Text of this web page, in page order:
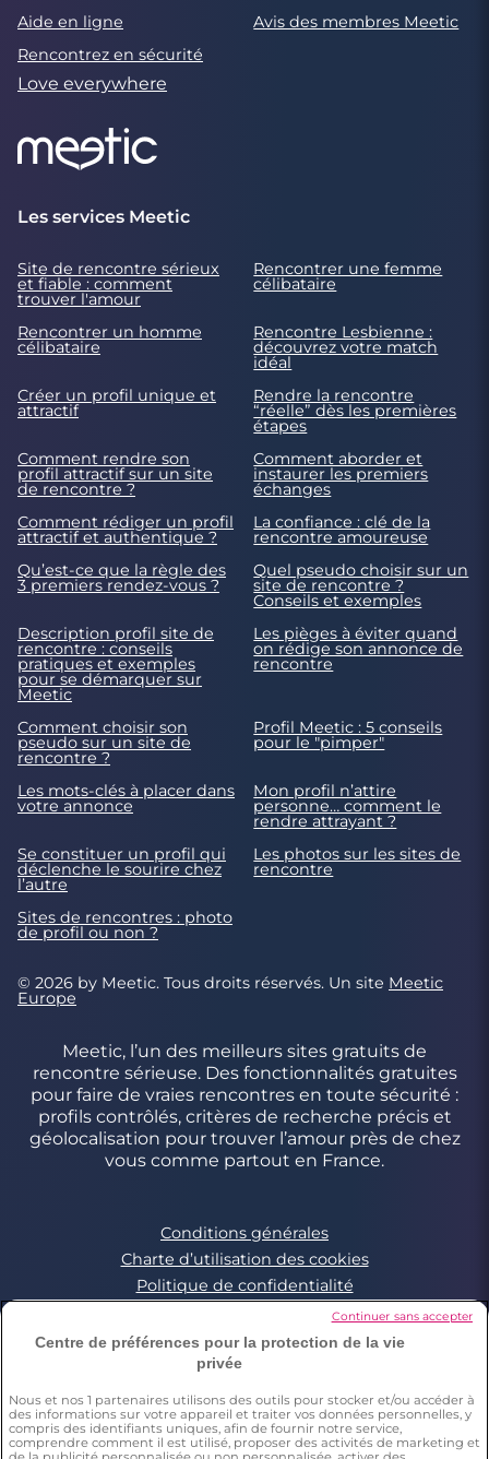
Aide en ligne
Avis des membres Meetic
Rencontrez en sécurité
Love everywhere
Les services Meetic
Site de rencontre sérieux
et fiable : comment
trouver l'amour
Rencontrer une femme
célibataire
Rencontrer un homme
célibataire
Rencontre Lesbienne :
découvrez votre match
idéal
Créer un profil unique et
attractif
Rendre la rencontre
“réelle” dès les premières
étapes
Comment rendre son
profil attractif sur un site
de rencontre ?
Comment aborder et
instaurer les premiers
échanges
Comment rédiger un profil
attractif et authentique ?
La confiance : clé de la
rencontre amoureuse
Qu’est-ce que la règle des
3 premiers rendez-vous ?
Quel pseudo choisir sur un
site de rencontre ?
Conseils et exemples
Description profil site de
rencontre : conseils
pratiques et exemples
pour se démarquer sur
Meetic
Les pièges à éviter quand
on rédige son annonce de
rencontre
Comment choisir son
pseudo sur un site de
rencontre ?
Profil Meetic : 5 conseils
pour le "pimper"
Les mots-clés à placer dans
votre annonce
Mon profil n’attire
personne… comment le
rendre attrayant ?
Se constituer un profil qui
déclenche le sourire chez
l’autre
Les photos sur les sites de
rencontre
Sites de rencontres : photo
de profil ou non ?
© 2026 by Meetic. Tous droits réservés. Un site Meetic
Europe
Meetic, l’un des meilleurs sites gratuits de
rencontre sérieuse. Des fonctionnalités gratuites
pour faire de vraies rencontres en toute sécurité :
profils contrôlés, critères de recherche précis et
géolocalisation pour trouver l’amour près de chez
vous comme partout en France.
Conditions générales
Charte d’utilisation des cookies
Politique de confidentialité
Conditions Générales applicables aux Events
Signaler un contenu illégal
*Estimation du nombre de personnes ayant déjà fait une
rencontre sur Meetic en France, Italie et Espagne. Chiffre obtenu
par l’extrapolation des résultats d’une enquête réalisée par
Centre de préférences pour la protection de la vie
privée
Nous et nos 1 partenaires utilisons des outils pour stocker et/ou accéder à
des informations sur votre appareil et traiter vos données personnelles, y
compris des identifiants uniques, afin de fournir notre service,
comprendre comment il est utilisé, proposer des activités de marketing et
Continuer sans accepter